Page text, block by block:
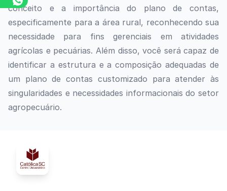
conceito e a importância do plano de contas,
especificamente para a área rural, reconhecendo sua
necessidade para fins gerenciais em atividades
agrícolas e pecuárias. Além disso, você será capaz de
identificar a estrutura e a composição adequadas de
um plano de contas customizado para atender às
singularidades e necessidades informacionais do setor
agropecuário.